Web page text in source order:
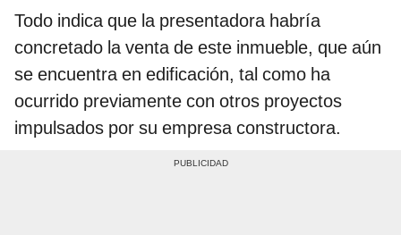
Todo indica que la presentadora habría
concretado la venta de este inmueble, que aún
se encuentra en edificación, tal como ha
ocurrido previamente con otros proyectos
impulsados por su empresa constructora.